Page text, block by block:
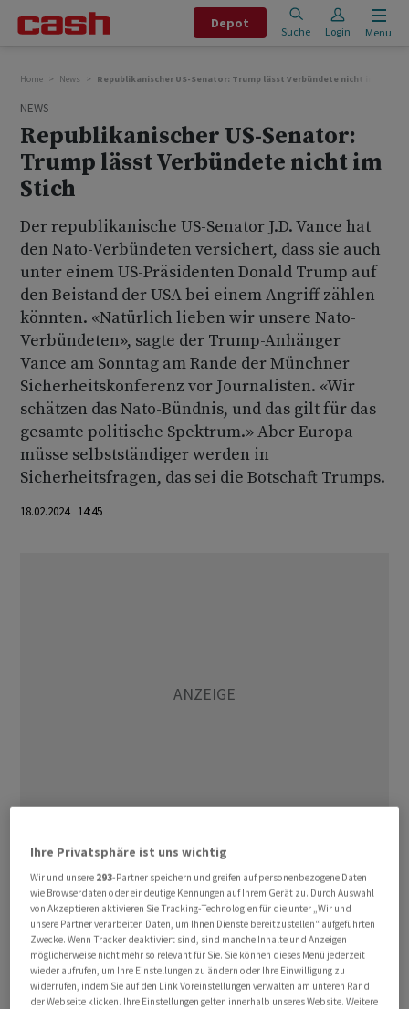
Depot
Suche Login Menu
Home News Republikanischer US-Senator: Trump lässt Verbündete nicht im Stich
NEWS
Republikanischer US-Senator:
Trump lässt Verbündete nicht im
Stich
Der republikanische US-Senator J.D. Vance hat
den Nato-Verbündeten versichert, dass sie auch
unter einem US-Präsidenten Donald Trump auf
den Beistand der USA bei einem Angriff zählen
könnten. «Natürlich lieben wir unsere Nato-
Verbündeten», sagte der Trump-Anhänger
Vance am Sonntag am Rande der Münchner
Sicherheitskonferenz vor Journalisten. «Wir
schätzen das Nato-Bündnis, und das gilt für das
gesamte politische Spektrum.» Aber Europa
müsse selbstständiger werden in
Sicherheitsfragen, das sei die Botschaft Trumps.
18.02.2024 14:45
Der Republikaner forderte vor allem Deutschland auf,
mehr in seine Streitkräfte zu investieren. «Wenn
Deutschland das fünftgrösste BIP
(Bruttoinlandsprodukt) der Welt hat und Russland
nicht einmal zu den zehn grössten Ländern gehört,
sollte Deutschland dann nicht in der Lage sein, allein
eine wirksame Abschreckung zu gewährleisten?», fragte
Ihre Privatsphäre ist uns wichtig
Wir und unsere 293-Partner speichern und greifen auf personenbezogene Daten
wie Browserdaten oder eindeutige Kennungen auf Ihrem Gerät zu. Durch Auswahl
von Akzeptieren aktivieren Sie Tracking-Technologien für die unter „Wir und
unsere Partner verarbeiten Daten, um Ihnen Dienste bereitzustellen“ aufgeführten
Zwecke. Wenn Tracker deaktiviert sind, sind manche Inhalte und Anzeigen
möglicherweise nicht mehr so relevant für Sie. Sie können dieses Menü jederzeit
wieder aufrufen, um Ihre Einstellungen zu ändern oder Ihre Einwilligung zu
widerrufen, indem Sie auf den Link Voreinstellungen verwalten am unteren Rand
der Webseite klicken. Ihre Einstellungen gelten innerhalb unseres Website. Weitere